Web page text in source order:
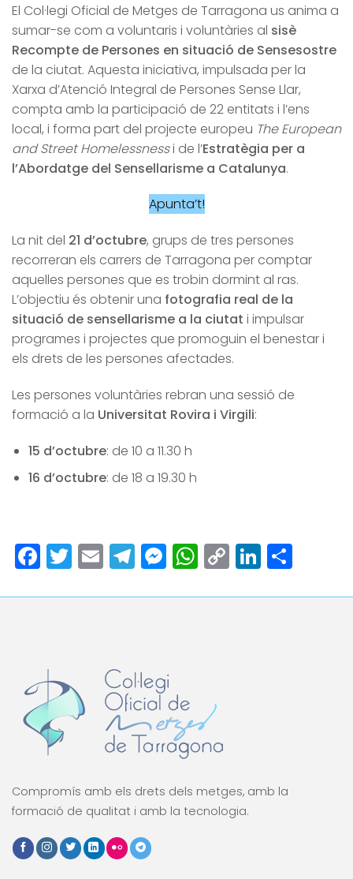
El Col·legi Oficial de Metges de Tarragona us anima a
sumar-se com a voluntaris i voluntàries al sisè
Recompte de Persones en situació de Sensesostre
de la ciutat. Aquesta iniciativa, impulsada per la
Xarxa d’Atenció Integral de Persones Sense Llar,
compta amb la participació de 22 entitats i l’ens
local, i forma part del projecte europeu The European
and Street Homelessnessi de l’Estratègia per a
l’Abordatge del Sensellarisme a Catalunya.
Apunta’t!
La nit del 21 d’octubre, grups de tres persones
recorreran els carrers de Tarragona per comptar
aquelles persones que es trobin dormint al ras.
L’objectiu és obtenir una fotografia real de la
situació de sensellarisme a la ciutat i impulsar
programes i projectes que promoguin el benestar i
els drets de les persones afectades.
Les persones voluntàries rebran una sessió de
formació a la Universitat Rovira i Virgili:
15 d’octubre: de 10 a 11.30 h
16 d’octubre: de 18 a 19.30 h
Facebook
Twitter
EmailTelegram
Messenger
WhatsApp
Copy
Link
Compromís amb els drets dels metges, amb la
formació de qualitat i amb la tecnologia.